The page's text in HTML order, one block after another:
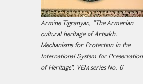
Armine Tigranyan, "The Armenian
cultural heritage of Artsakh.
Mechanisms for Protection in the
International System for Preservation
of Heritage", VEM series No. 6